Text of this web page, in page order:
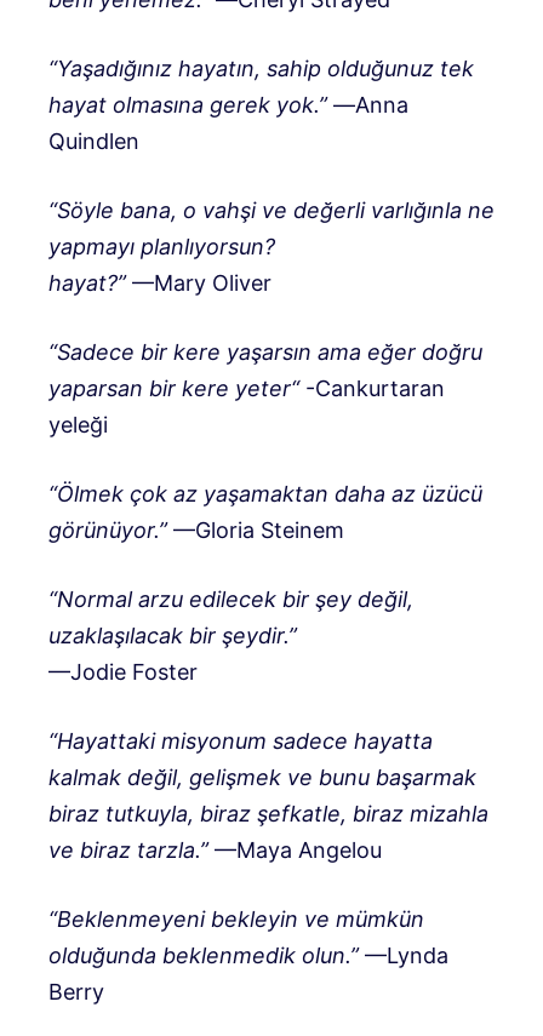
“Yaşadığınız hayatın, sahip olduğunuz tek
hayat olmasına gerek yok.”―Anna
Quindlen
“Söyle bana, o vahşi ve değerli varlığınla ne
yapmayı planlıyorsun?
hayat?”—Mary Oliver
“Sadece bir kere yaşarsın ama eğer doğru
yaparsan bir kere yeter“-Cankurtaran
yeleği
“Ölmek çok az yaşamaktan daha az üzücü
görünüyor.”—Gloria Steinem
“Normal arzu edilecek bir şey değil,
uzaklaşılacak bir şeydir.”
—Jodie Foster
“Hayattaki misyonum sadece hayatta
kalmak değil, gelişmek ve bunu başarmak
biraz tutkuyla, biraz şefkatle, biraz mizahla
ve biraz tarzla.”—Maya Angelou
“Beklenmeyeni bekleyin ve mümkün
olduğunda beklenmedik olun.”—Lynda
Berry